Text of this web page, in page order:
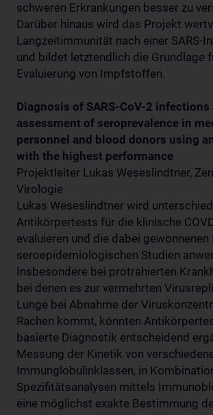
schweren Erkrankungen besser zu
Darüber hinaus wird das Projekt
Langzeitimmunität nach einer SARS-
und bildet letztendlich die Grundlage
Evaluierung von Impfstoffen.
Diagnosis of SARS-CoV-2 infections
assessment of seroprevalence in
personnel and blood donors using
with the highest performance
Projektleiter Lukas Weseslindtner,
Virologie
Lukas Weseslindtner wird
Antikörpertests für die klinische
evaluieren und die dabei
seroepidemiologischen Studien
Insbesondere bei protrahierten
bei denen es zur vermehrten
Lunge bei Abnahme der
Rachen kommt, könnten
basierte Diagnostik entscheidend
Messung der Kinetik von
Immunglobulinklassen, in
Spezifitätsanalysen mittels
eine möglichst exakte Bestimmung